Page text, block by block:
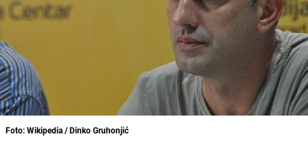
Foto: Wikipedia / Dinko Gruhonjić